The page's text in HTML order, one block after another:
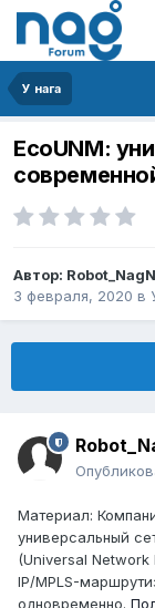
У нага
EcoUNM:
Автор:
3 февраля, 2020 в
Материал:
универсальный
(Universal Network
IP/MPLS-
одновременно.